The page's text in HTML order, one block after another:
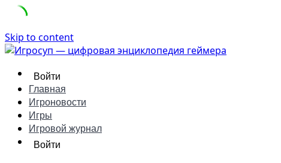
Skip to content
Войти
Главная
Игроновости
Игры
Игровой журнал
Войти